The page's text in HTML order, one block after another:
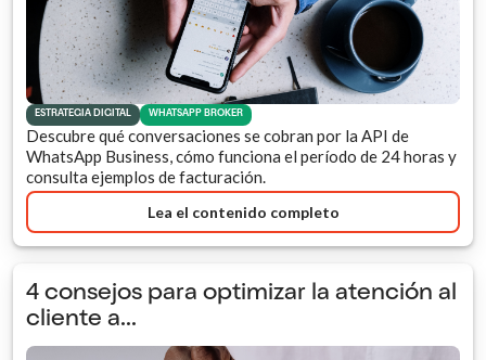
ESTRATEGIA DIGITAL WHATSAPP BROKER
Descubre qué conversaciones se cobran por la API de
WhatsApp Business, cómo funciona el período de 24 horas y
consulta ejemplos de facturación.
Lea el contenido completo
4 consejos para optimizar la atención al
cliente a...